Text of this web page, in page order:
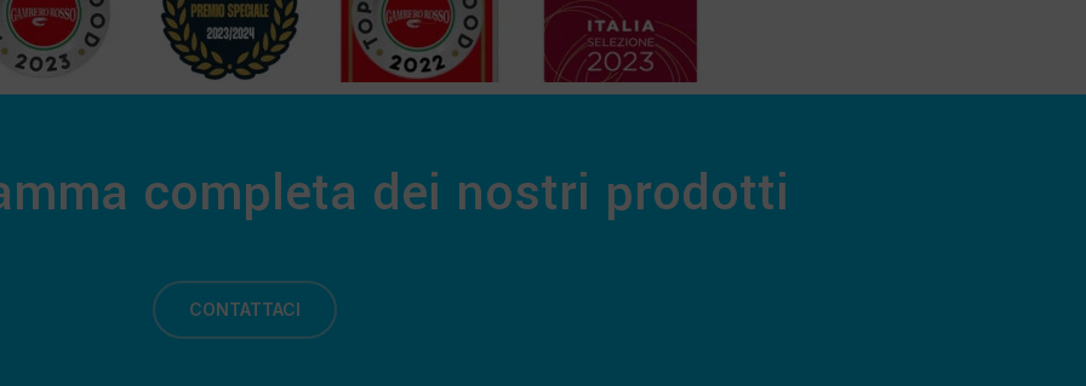
completa dei nostri prodotti
CONTATTACI